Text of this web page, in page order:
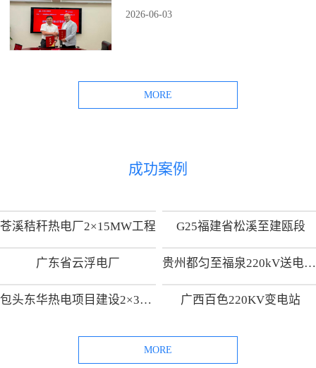
2026-06-03
MORE
成功案例
苍溪秸秆热电厂2×15MW工程 G25福建省松溪至建瓯段
广东省云浮电厂 贵州都匀至福泉220kV送电线路工程
包头东华热电项目建设2×300MW热电供热机组项目 广西百色220KV变电站
MORE